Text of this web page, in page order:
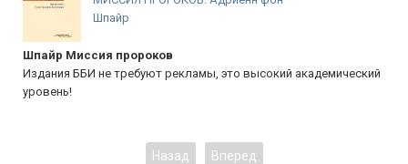
рекламы, это высокий академический
Отличная книга -
Назад Вперед